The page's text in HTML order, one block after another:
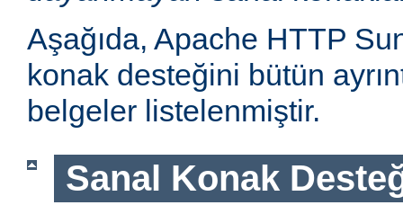
Aşağıda, Apache HTTP
konak desteğini bütün
belgeler listelenmiştir.
Sanal Konak